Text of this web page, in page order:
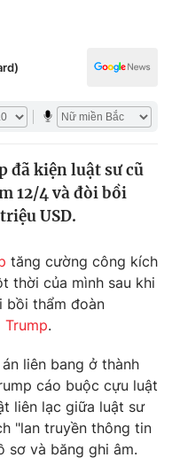
đã kiện luật sư cũ
12/4 và đòi bồi
USD.
tăng cường công kích
thời của mình sau khi
bồi thẩm đoàn
.
liên bang ở thành
cáo buộc cựu luật
liên lạc giữa luật sư
"lan truyền thông tin
sơ và băng ghi âm.